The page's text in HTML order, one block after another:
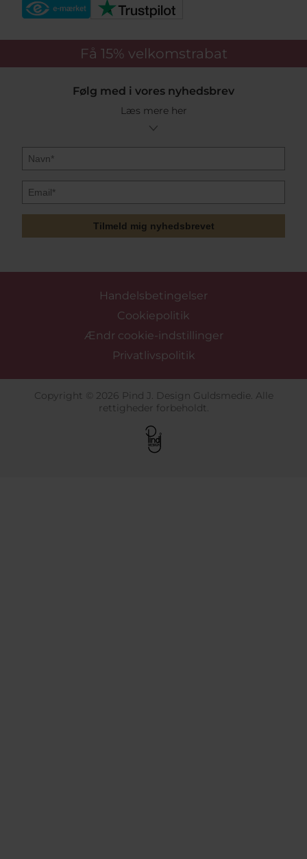
Få 15% velkomstrabat
Følg med i vores nyhedsbrev
Læs mere her
Tilmeld mig nyhedsbrevet
Handelsbetingelser
Cookiepolitik
Ændr cookie-indstillinger
Privatlivspolitik
Copyright © 2026 Pind J. Design Guldsmedie. Alle
rettigheder forbeholdt.